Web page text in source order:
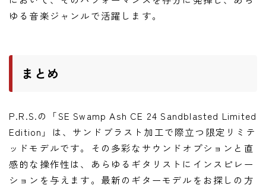
ゆる音楽ジャンルで活躍します。
まとめ
P.R.S.の「SE Swamp Ash CE 24 Sandblasted Limited
Edition」は、サンドブラスト加工で際立つ限定リミテ
ッドモデルです。その多彩なサウンドオプションと直
感的な操作性は、あらゆるギタリストにインスピレー
ションを与えます。最新のギターモデルをお探しの方